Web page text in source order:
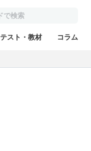
テスト・教材 コラム